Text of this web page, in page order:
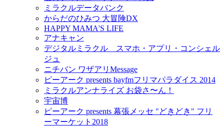
ミラクルデータバンク
からだのひみつ 大冒険DX
HAPPY MAMA'S LIFE
アナキャン
デジタルミラクル スマホ・アプリ・コンシェル
ジュ
ニチバン ワザアリMessage
ピーアーク presents bayfmフリマパラダイス 2014
ミラクルアンナライズ お袋さ〜ん！
宇宙博
ピーアーク presents 幕張メッセ "どきどき" フリ
ーマーケット2018